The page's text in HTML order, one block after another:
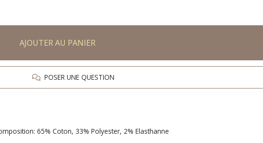
AJOUTER AU PANIER
POSER UNE QUESTION
65% Coton, 33% Polyester, 2% Elasthanne